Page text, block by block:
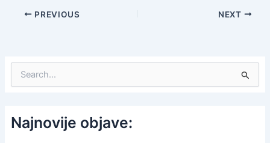
PREVIOUS NEXT
c
hNajnovije objave: